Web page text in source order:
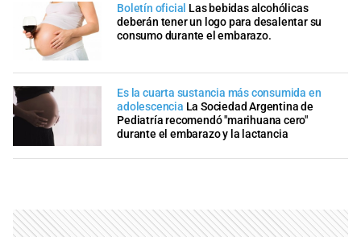
Boletín oficial Las bebidas alcohólicas
deberán tener un logo para desalentar su
consumo durante el embarazo.
Es la cuarta sustancia más consumida en
adolescencia La Sociedad Argentina de
Pediatría recomendó "marihuana cero"
durante el embarazo y la lactancia